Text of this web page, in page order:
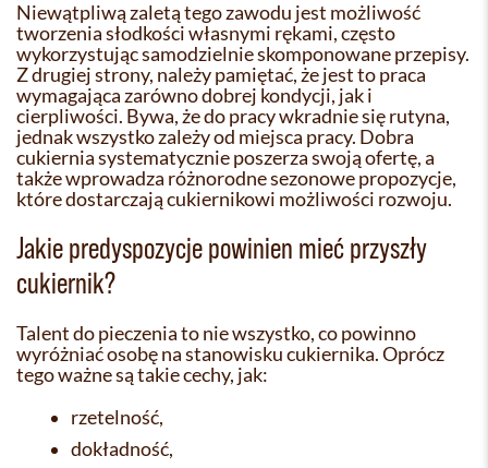
Niewątpliwą zaletą tego zawodu jest możliwość
tworzenia słodkości własnymi rękami, często
wykorzystując samodzielnie skomponowane przepisy.
Z drugiej strony, należy pamiętać, że jest to praca
wymagająca zarówno dobrej kondycji, jak i
cierpliwości. Bywa, że do pracy wkradnie się rutyna,
jednak wszystko zależy od miejsca pracy. Dobra
cukiernia systematycznie poszerza swoją ofertę, a
także wprowadza różnorodne sezonowe propozycje,
które dostarczają cukiernikowi możliwości rozwoju.
Jakie predyspozycje powinien mieć przyszły
cukiernik?
Talent do pieczenia to nie wszystko, co powinno
wyróżniać osobę na stanowisku cukiernika. Oprócz
tego ważne są takie cechy, jak:
rzetelność,
dokładność,